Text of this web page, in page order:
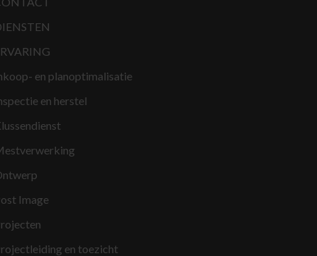
en planoptimalisatie
en herstel
Image
en toezicht